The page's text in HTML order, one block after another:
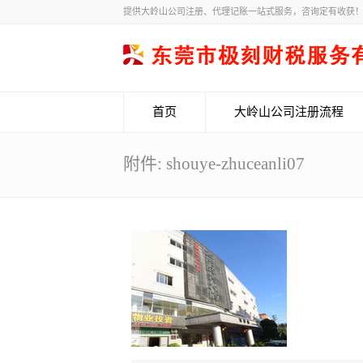
提供大岭山公司注册、代理记账一站式服务，咨询定有收获！
首页 大岭山公司注册流程
附件: shouye-zhuceanli07